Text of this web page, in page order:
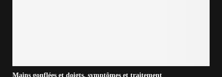
Mains gonflées et doigts, symptômes et traitement